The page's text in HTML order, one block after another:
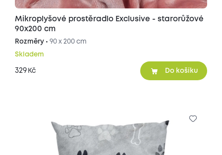
Mikroplyšové prostěradlo Exclusive - starorůžové
90x200 cm
Rozměry • 90 x 200 cm
Skladem
329 Kč Do košíku